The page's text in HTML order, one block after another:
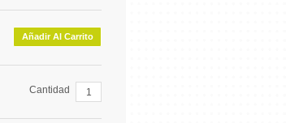
Añadir Al Carrito
Cantidad